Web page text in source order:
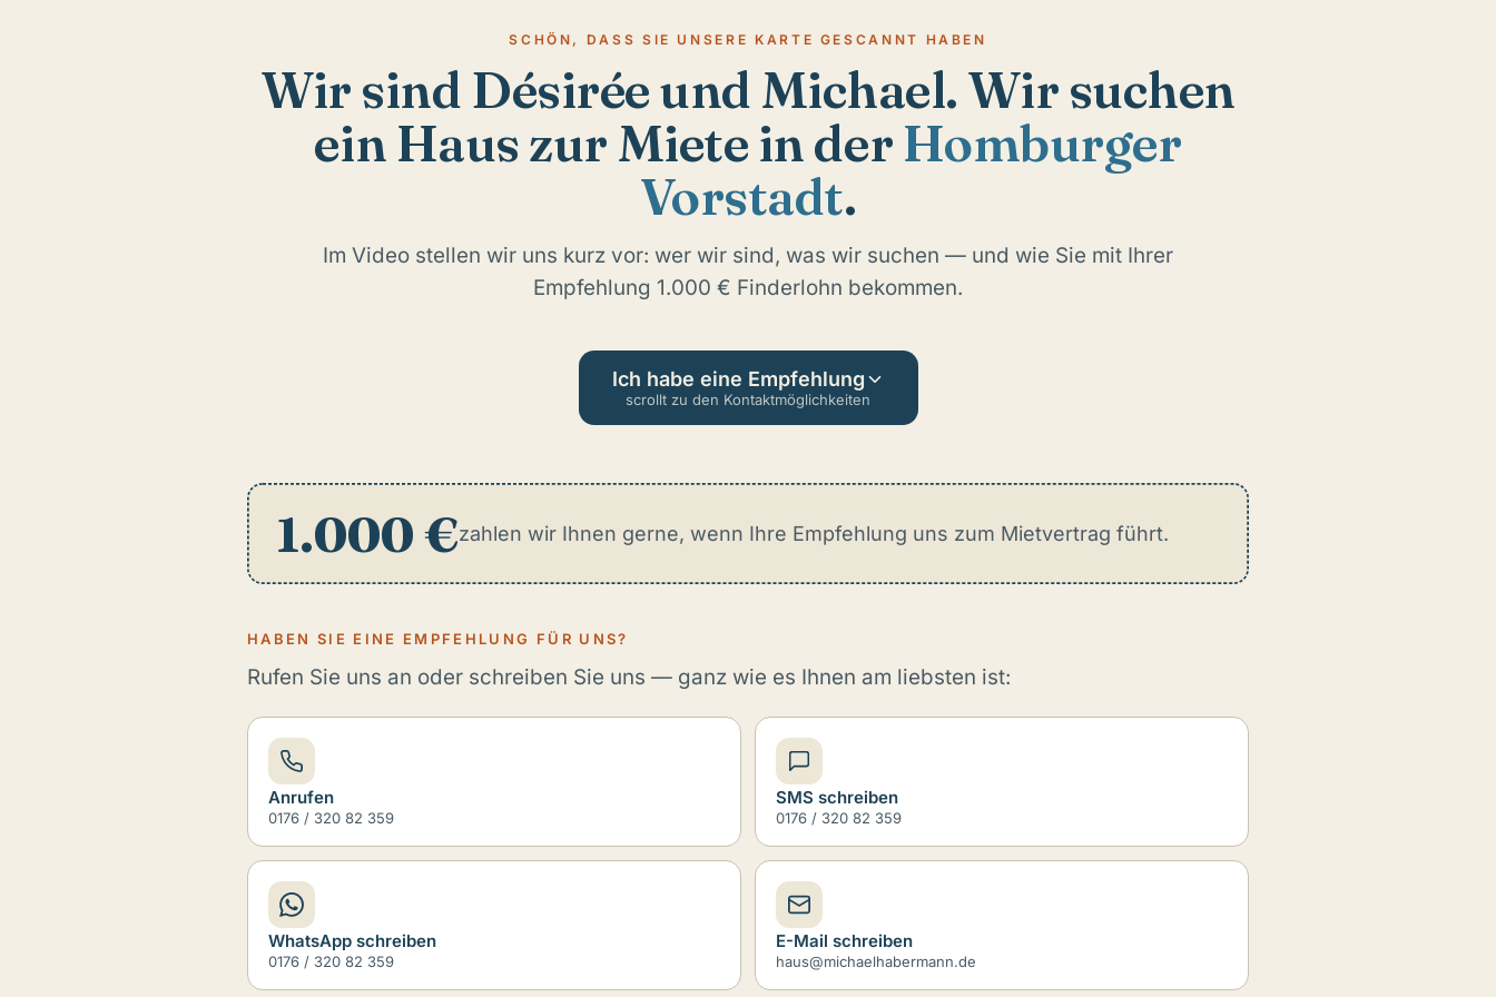
SCHÖN, DASS SIE UNSERE KARTE GESCANNT HABEN
Wir sind Désirée und Michael. Wir suchen
ein Haus zur Miete in derHomburger
Vorstadt.
Im Video stellen wir uns kurz vor: wer wir sind, was wir suchen — und wie Sie mit Ihrer
Empfehlung 1.000 € Finderlohn bekommen.
Ich habe eine Empfehlung
scrollt zu den Kontaktmöglichkeiten
1.000 €zahlen wir Ihnen gerne, wenn Ihre Empfehlung uns zum Mietvertrag führt.
HABEN SIE EINE EMPFEHLUNG FÜR UNS?
Rufen Sie uns an oder schreiben Sie uns — ganz wie es Ihnen am liebsten ist:
Anrufen
0176 / 320 82 359
SMS schreiben
0176 / 320 82 359
WhatsApp schreiben
0176 / 320 82 359
E-Mail schreiben
haus@michaelhabermann.de